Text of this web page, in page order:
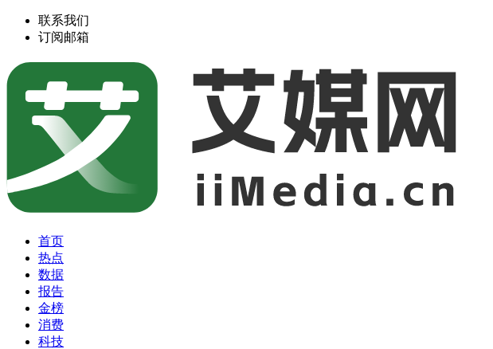
联系我们
订阅邮箱
首页
热点
数据
报告
金榜
消费
科技